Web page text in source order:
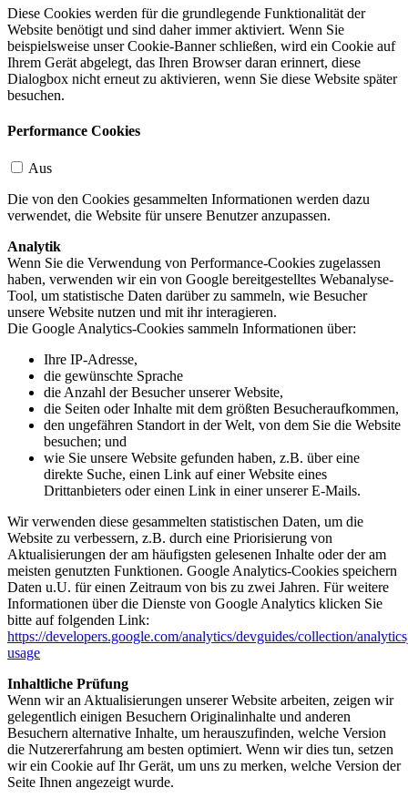
Diese Cookies werden für die grundlegende Funktionalität der
Website benötigt und sind daher immer aktiviert. Wenn Sie
beispielsweise unser Cookie-Banner schließen, wird ein Cookie auf
Ihrem Gerät abgelegt, das Ihren Browser daran erinnert, diese
Dialogbox nicht erneut zu aktivieren, wenn Sie diese Website später
besuchen.
Performance Cookies
Aus
Die von den Cookies gesammelten Informationen werden dazu
verwendet, die Website für unsere Benutzer anzupassen.
Analytik
Wenn Sie die Verwendung von Performance-Cookies zugelassen
haben, verwenden wir ein von Google bereitgestelltes Webanalyse-
Tool, um statistische Daten darüber zu sammeln, wie Besucher
unsere Website nutzen und mit ihr interagieren.
Die Google Analytics-Cookies sammeln Informationen über:
Ihre IP-Adresse,
die gewünschte Sprache
die Anzahl der Besucher unserer Website,
die Seiten oder Inhalte mit dem größten Besucheraufkommen,
den ungefähren Standort in der Welt, von dem Sie die Website
besuchen; und
wie Sie unsere Website gefunden haben, z.B. über eine
direkte Suche, einen Link auf einer Website eines
Drittanbieters oder einen Link in einer unserer E-Mails.
Wir verwenden diese gesammelten statistischen Daten, um die
Website zu verbessern, z.B. durch eine Priorisierung von
Aktualisierungen der am häufigsten gelesenen Inhalte oder der am
meisten genutzten Funktionen. Google Analytics-Cookies speichern
Daten u.U. für einen Zeitraum von bis zu zwei Jahren. Für weitere
Informationen über die Dienste von Google Analytics klicken Sie
bitte auf folgenden Link:
https://developers.google.com/analytics/devguides/collection/
usage
Inhaltliche Prüfung
Wenn wir an Aktualisierungen unserer Website arbeiten, zeigen wir
gelegentlich einigen Besuchern Originalinhalte und anderen
Besuchern alternative Inhalte, um herauszufinden, welche Version
die Nutzererfahrung am besten optimiert. Wenn wir dies tun, setzen
wir ein Cookie auf Ihr Gerät, um uns zu merken, welche Version der
Seite Ihnen angezeigt wurde.